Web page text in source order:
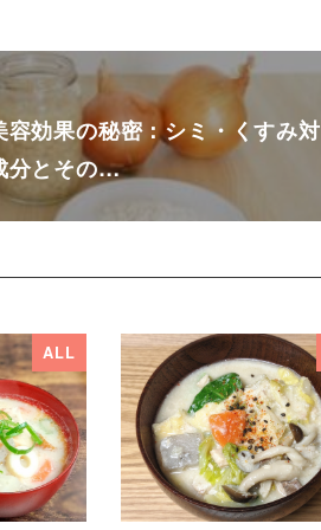
容効果の秘密：シミ・くすみ対
分とその…
ALL